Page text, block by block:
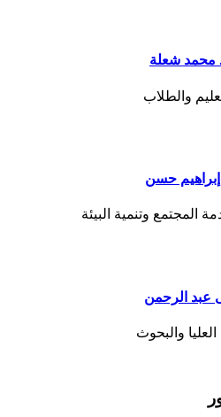
محمد شعلة
والطلاب
إبراهيم حسن
المجتمع وتنمية البيئة
عبد الرحمن
والبحوث